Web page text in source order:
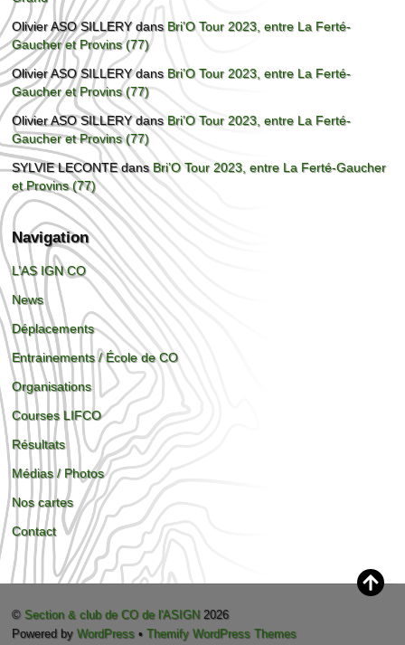
Olivier ASO SILLERYdans Bri’O Tour 2023, entre La Ferté-
Gaucher et Provins (77)
Olivier ASO SILLERYdans Bri’O Tour 2023, entre La Ferté-
Gaucher et Provins (77)
Olivier ASO SILLERYdansBri’O Tour 2023, entre La Ferté-
Gaucher et Provins (77)
SYLVIE LECONTEdansBri’O Tour 2023, entre La Ferté-Gaucher
et Provins (77)
Navigation
L’AS IGN CO
News
Déplacements
Entrainements / École de CO
Organisations
Courses LIFCO
Résultats
Médias / Photos
Nos cartes
Contact
© Section & club de CO de l'ASIGN 2026
Powered byWordPress •Themify WordPress Themes